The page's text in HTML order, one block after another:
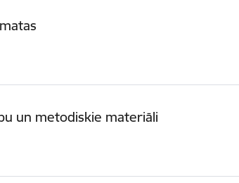
un metodiskie materiāli